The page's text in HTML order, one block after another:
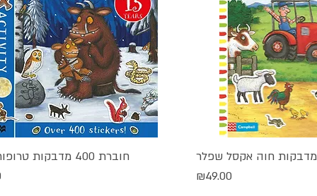
מהירה
מחיר
₪49.00
תצוגה מהירה חוברת 400 מדבקות טרופותי הבת